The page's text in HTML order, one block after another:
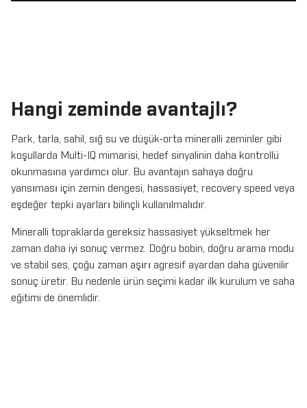
Hangi zeminde avantajlı?
Park, tarla, sahil, sığ su ve düşük-orta mineralli zeminler gibi
koşullarda Multi-IQ mimarisi, hedef sinyalinin daha kontrollü
okunmasına yardımcı olur. Bu avantajın sahaya doğru
yansıması için zemin dengesi, hassasiyet, recovery speed veya
eşdeğer tepki ayarları bilinçli kullanılmalıdır.
Mineralli topraklarda gereksiz hassasiyet yükseltmek her
zaman daha iyi sonuç vermez. Doğru bobin, doğru arama modu
ve stabil ses, çoğu zaman aşırı agresif ayardan daha güvenilir
sonuç üretir. Bu nedenle ürün seçimi kadar ilk kurulum ve saha
eğitimi de önemlidir.